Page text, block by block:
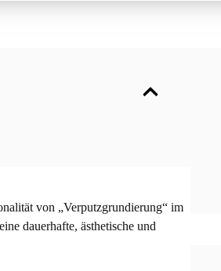
von „Verputzgrundierung“ im
dauerhafte, ästhetische und